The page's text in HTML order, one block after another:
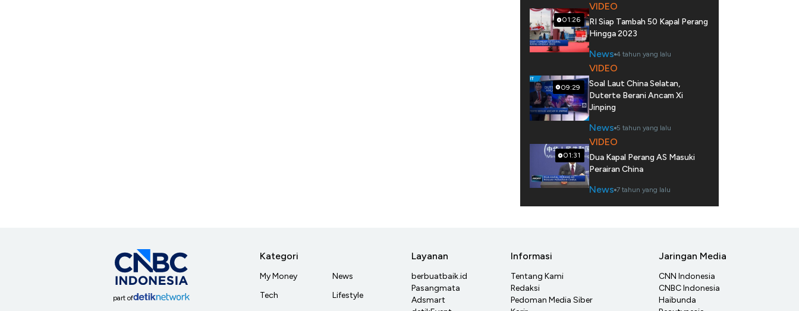
01:26
VIDEO
RI Siap Tambah 50 Kapal Perang
Hingga 2023
News 4 tahun yang lalu
09:29
VIDEO
Soal Laut China Selatan,
Duterte Berani Ancam Xi
Jinping
News 5 tahun yang lalu
01:31
VIDEO
Dua Kapal Perang AS Masuki
Perairan China
News 7 tahun yang lalu
part of
Kategori
My Money
Tech
News
Lifestyle
Layanan
berbuatbaik.id
Pasangmata
Adsmart
Informasi
Tentang Kami
Redaksi
Pedoman Media Siber
Jaringan Media
CNN Indonesia
CNBC Indonesia
Haibunda